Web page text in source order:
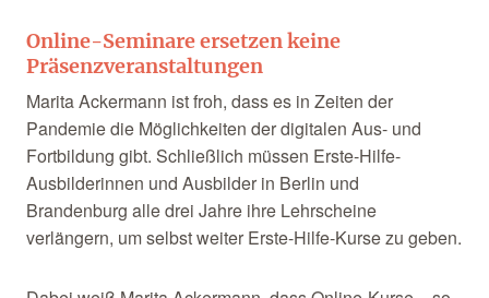
Online-Seminare ersetzen keine
Präsenzveranstaltungen
Marita Ackermann ist froh, dass es in Zeiten der
Pandemie die Möglichkeiten der digitalen Aus- und
Fortbildung gibt. Schließlich müssen Erste-Hilfe-
Ausbilderinnen und Ausbilder in Berlin und
Brandenburg alle drei Jahre ihre Lehrscheine
verlängern, um selbst weiter Erste-Hilfe-Kurse zu geben.